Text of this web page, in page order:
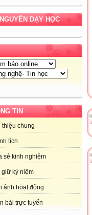
DẠY HỌC
TIN
thiệu chung
tích
sẻ kinh nghiệm
giữ kỷ niệm
ảnh hoạt động
bài trực tuyến